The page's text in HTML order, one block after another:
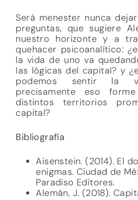
Será menester nunca
preguntas, que sugiere
nuestro horizonte y a
quehacer psicoanalítico:
la vida de uno va
las lógicas del capital? y
podemos sentir la
precisamente eso
distintos territorios
capital?
Bibliografía
Aisenstein. (2014). El
enigmas. Ciudad de
Paradiso Editores.
Alemán, J. (2018).